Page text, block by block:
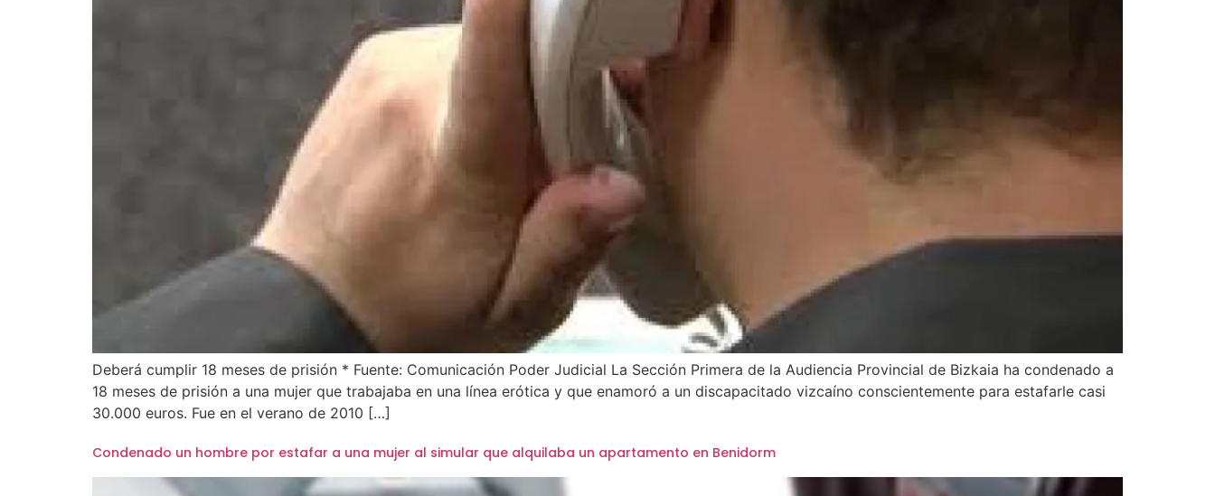
Deberá cumplir 18 meses de prisión * Fuente: Comunicación Poder Judicial La Sección Primera de la Audiencia Provincial de Bizkaia ha condenado a
18 meses de prisión a una mujer que trabajaba en una línea erótica y que enamoró a un discapacitado vizcaíno conscientemente para estafarle casi
30.000 euros. Fue en el verano de 2010 […]
Condenado un hombre por estafar a una mujer al simular que alquilaba un apartamento en Benidorm